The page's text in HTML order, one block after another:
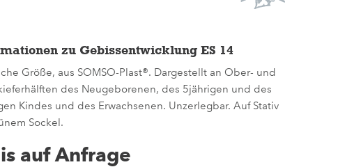
zu Gebissentwicklung ES 14
Größe, aus SOMSO-Plast®. Dargestellt an Ober- und
des Neugeborenen, des 5jährigen und des
Kindes und des Erwachsenen. Unzerlegbar. Auf Stativ
Sockel.
auf Anfrage